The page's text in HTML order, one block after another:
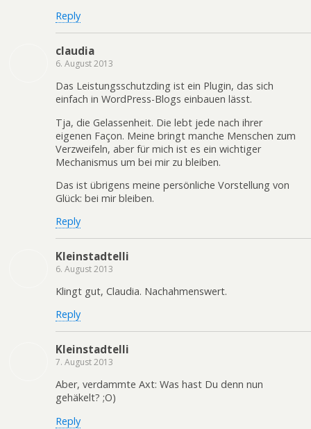
Reply
claudia
6. August 2013
Das Leistungsschutzding ist ein Plugin, das sich
einfach in WordPress-Blogs einbauen lässt.
Tja, die Gelassenheit. Die lebt jede nach ihrer
eigenen Façon. Meine bringt manche Menschen zum
Verzweifeln, aber für mich ist es ein wichtiger
Mechanismus um bei mir zu bleiben.
Das ist übrigens meine persönliche Vorstellung von
Glück: bei mir bleiben.
Reply
Kleinstadtelli
6. August 2013
Klingt gut, Claudia. Nachahmenswert.
Reply
Kleinstadtelli
7. August 2013
Aber, verdammte Axt: Was hast Du denn nun
gehäkelt? ;O)
Reply